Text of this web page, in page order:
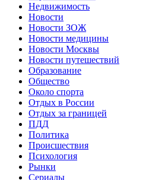
Недвижимость
Новости
Новости ЗОЖ
Новости медицины
Новости Москвы
Новости путешествий
Образование
Общество
Около спорта
Отдых в России
Отдых за границей
ПДД
Политика
Происшествия
Психология
Рынки
Сериалы